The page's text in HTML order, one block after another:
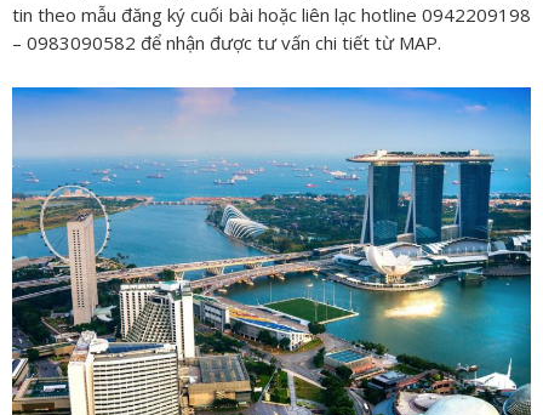
tin theo mẫu đăng ký cuối bài hoặc liên lạc hotline 0942209198
– 0983090582 để nhận được tư vấn chi tiết từ MAP.